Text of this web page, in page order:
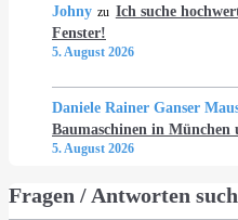
Johny zu Ich suche
Fenster!
5. August 2026
Daniele Rainer Ganser
Baumaschinen in München
5. August 2026
Fragen / Antworten